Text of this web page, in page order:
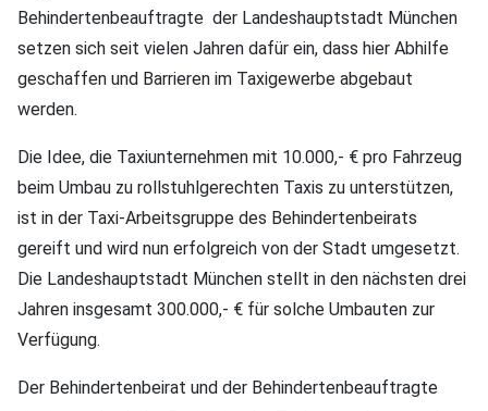
Behindertenbeauftragte der Landeshauptstadt München
setzen sich seit vielen Jahren dafür ein, dass hier Abhilfe
geschaffen und Barrieren im Taxigewerbe abgebaut
werden.
Die Idee, die Taxiunternehmen mit 10.000,- € pro Fahrzeug
beim Umbau zu rollstuhlgerechten Taxis zu unterstützen,
ist in der Taxi-Arbeitsgruppe des Behindertenbeirats
gereift und wird nun erfolgreich von der Stadt umgesetzt.
Die Landeshauptstadt München stellt in den nächsten drei
Jahren insgesamt 300.000,- € für solche Umbauten zur
Verfügung.
Der Behindertenbeirat und der Behindertenbeauftragte